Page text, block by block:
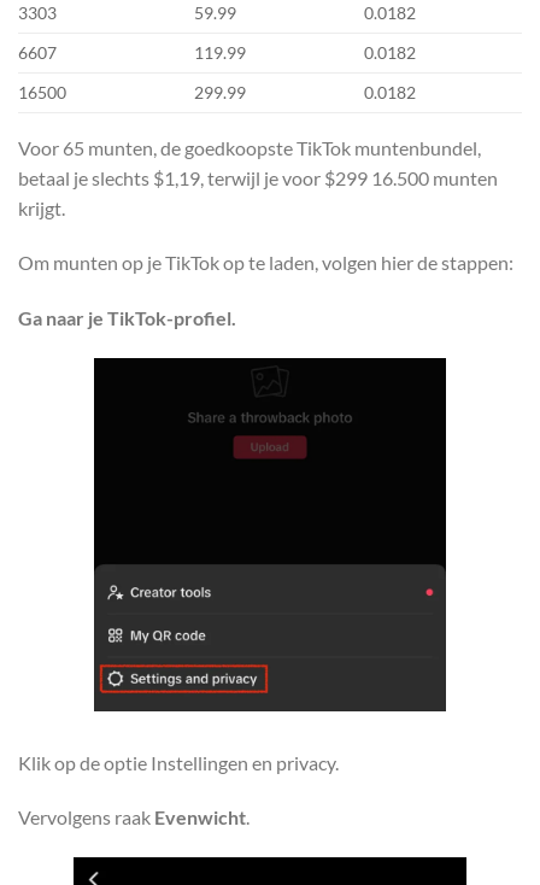
3303 59.99
0.0182
6607
119.99
0.0182
16500
299.99 0.0182
Voor 65 munten, de goedkoopste TikTok muntenbundel,
betaal je slechts $1,19, terwijl je voor $299 16.500 munten
krijgt.
Om munten op je TikTok op te laden, volgen hier de stappen:
Ga naar je TikTok-profiel.
Klik op de optie Instellingen en privacy.
Vervolgens raak Evenwicht.